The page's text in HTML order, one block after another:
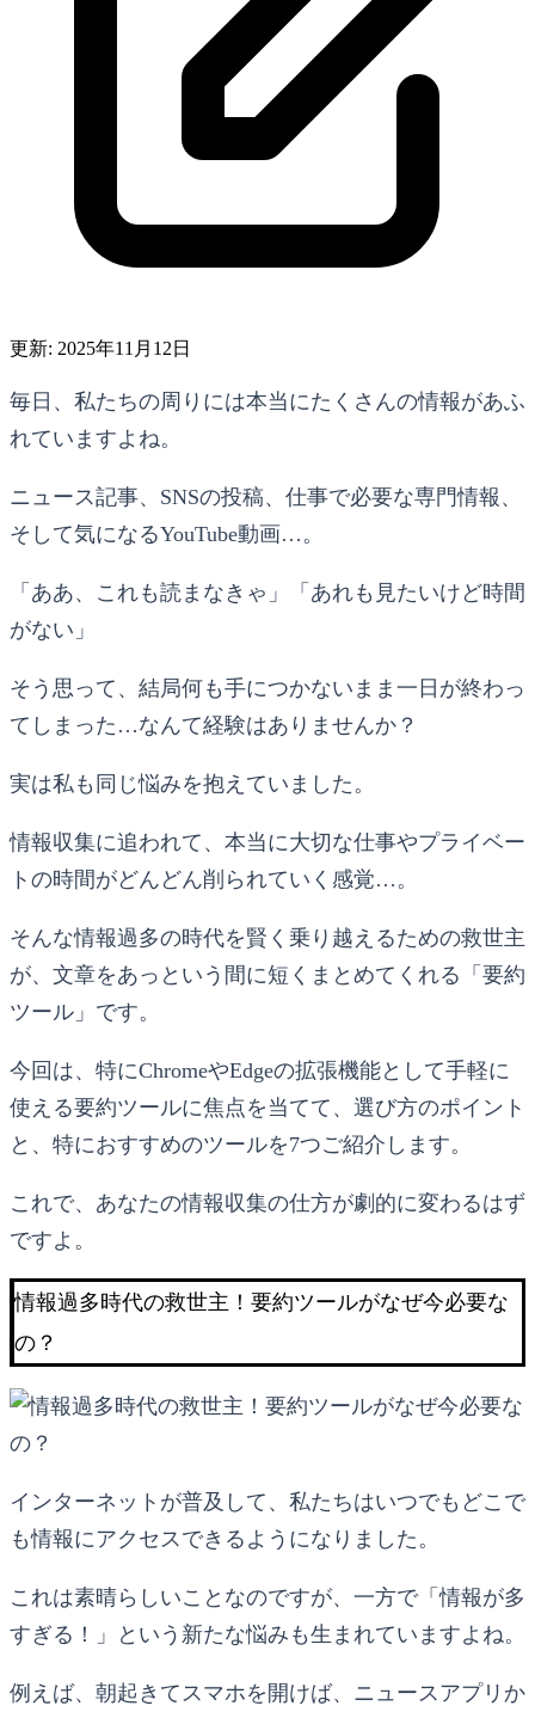
更新: 2025年11月12日
毎日、私たちの周りには本当にたくさんの情報があふ
れていますよね。
ニュース記事、SNSの投稿、仕事で必要な専門情報、
そして気になるYouTube動画…。
「ああ、これも読まなきゃ」「あれも見たいけど時間
がない」
そう思って、結局何も手につかないまま一日が終わっ
てしまった…なんて経験はありませんか？
実は私も同じ悩みを抱えていました。
情報収集に追われて、本当に大切な仕事やプライベー
トの時間がどんどん削られていく感覚…。
そんな情報過多の時代を賢く乗り越えるための救世主
が、文章をあっという間に短くまとめてくれる「要約
ツール」です。
今回は、特にChromeやEdgeの拡張機能として手軽に
使える要約ツールに焦点を当てて、選び方のポイント
と、特におすすめのツールを7つご紹介します。
これで、あなたの情報収集の仕方が劇的に変わるはず
ですよ。
情報過多時代の救世主！要約ツールがなぜ今必要な
の？
インターネットが普及して、私たちはいつでもどこで
も情報にアクセスできるようになりました。
これは素晴らしいことなのですが、一方で「情報が多
すぎる！」という新たな悩みも生まれていますよね。
例えば、朝起きてスマホを開けば、ニュースアプリか